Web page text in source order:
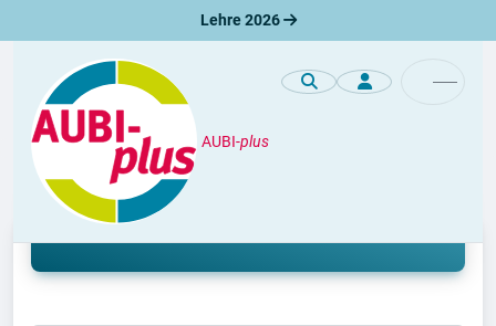
Lehre 2026
AUBI-plus
Lehre
Lehrstelle Rassach 2026 & 2027